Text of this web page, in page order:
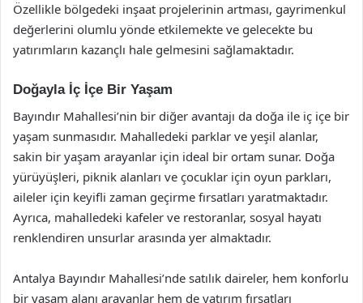
Özellikle bölgedeki inşaat projelerinin artması, gayrimenkul
değerlerini olumlu yönde etkilemekte ve gelecekte bu
yatırımların kazançlı hale gelmesini sağlamaktadır.
Doğayla İç İçe Bir Yaşam
Bayındır Mahallesi’nin bir diğer avantajı da doğa ile iç içe bir
yaşam sunmasıdır. Mahalledeki parklar ve yeşil alanlar,
sakin bir yaşam arayanlar için ideal bir ortam sunar. Doğa
yürüyüşleri, piknik alanları ve çocuklar için oyun parkları,
aileler için keyifli zaman geçirme fırsatları yaratmaktadır.
Ayrıca, mahalledeki kafeler ve restoranlar, sosyal hayatı
renklendiren unsurlar arasında yer almaktadır.
Antalya Bayındır Mahallesi’nde satılık daireler, hem konforlu
bir yaşam alanı arayanlar hem de yatırım fırsatları